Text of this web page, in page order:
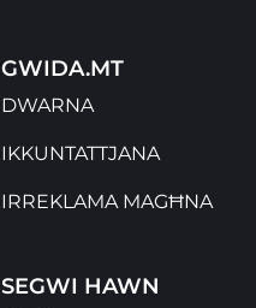
GWIDA.MT
DWARNA
IKKUNTATTJANA
IRREKLAMA MAGĦNA
SEGWI HAWN